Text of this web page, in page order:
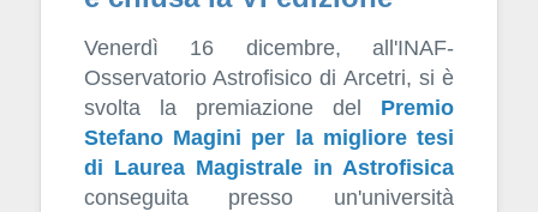
Venerdì 16 dicembre, all'INAF-
Osservatorio Astrofisico di Arcetri, si è
svolta la premiazione del Premio
Stefano Magini per la migliore tesi
di Laurea Magistrale in Astrofisica
conseguita presso un'università